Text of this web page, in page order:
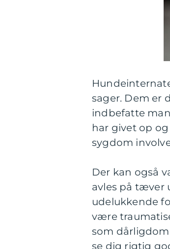
sager. Dem er
indbefatte
har givet op
sygdom
Der kan også
avles på tæver
udelukkende
være
som
se dig rigtig